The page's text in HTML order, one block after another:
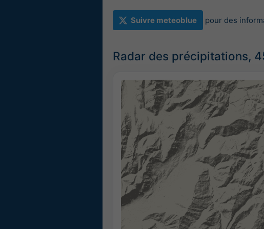
Suivre meteoblue pour des
Radar des précipitations,